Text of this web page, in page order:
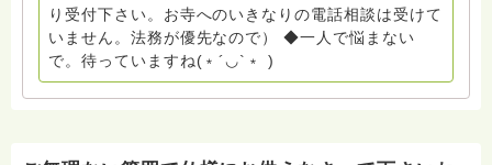
つつ、お話できることがあれば 幸いです。 いつも あな
たとともに。南無阿弥陀仏 ここでは、宗旨を問いませ
ん。 まずは、ひとりで抱え込まないで。 来寺お問い合
わせは⬇️こちらから miehimeyo@gmail.com ※時間を割
いて、あなたに向き合っています。 ですので、過去の
り受付下さい。お寺へのいきなりの電話相談は受けて
いません。法務が優先なので） ◆一人で悩まない
で。待っていますね(﹡´◡`﹡ )